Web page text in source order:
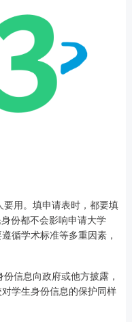
用。填申请表时，都要填
份都不会影响申请大学
循学术标准等多重因素，
信息向政府或他方披露，
学生身份信息的保护同样